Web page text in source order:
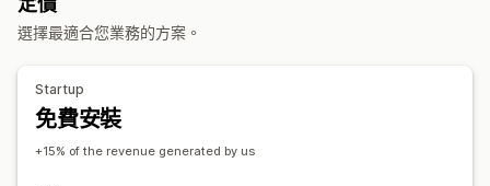
自訂品牌行銷 自訂折扣代碼
視覺化內容和報告
分析控制面板 自訂控制面板 自訂報告
選擇最適合您業務的方案。
Startup
免費安裝
+15% of the revenue generated by us